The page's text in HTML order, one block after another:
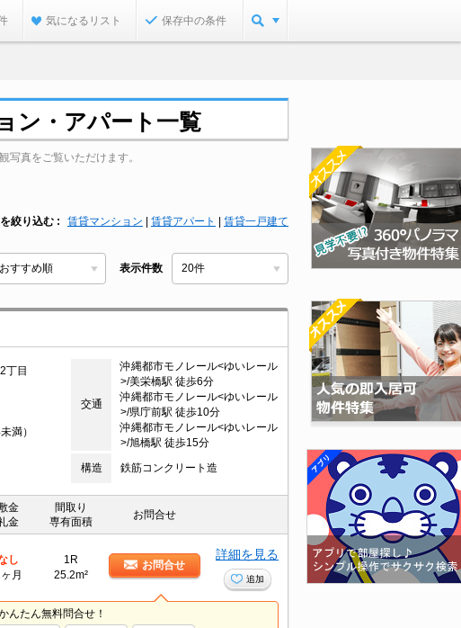
気になるリスト 保存中の条件
ン・アパート一覧
写真をご覧いただけます。
絞り込む 賃貸マンション 賃貸アパート 賃貸一戸建て
表示件数
丁目
交通
沖縄都市モノレール<ゆいレール
>/美栄橋駅 徒歩6分
沖縄都市モノレール<ゆいレール
>/県庁前駅 徒歩10分
沖縄都市モノレール<ゆいレール
>/旭橋駅 徒歩15分
満）
構造 鉄筋コンクリート造
金
金
間取り
専有面積
お問合せ
し
月
1R
25.2m²
お問合せ
詳細を見る
追加
んたん無料問合せ！